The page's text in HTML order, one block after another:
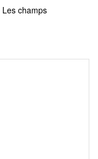
Les champs